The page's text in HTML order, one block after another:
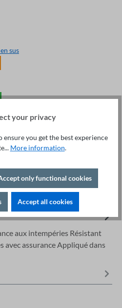
sus
+49 421 277 9999
aux intempéries Résistant
avec assurance Appliqué dans
your privacy
ensure you get the best experience
More information.
only functional cookies
Accept all cookies